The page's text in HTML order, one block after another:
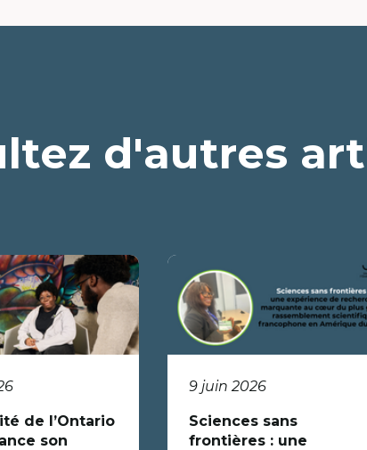
d'autres
de l’Ontario
son
9 juin 2026
Sciences sans
frontières : une